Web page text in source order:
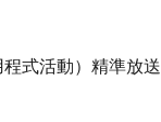
式活動）精準放送